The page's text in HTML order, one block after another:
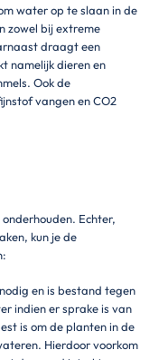
water op te slaan in de
zowel bij extreme
draagt een
namelijk dieren en
Ook de
vangen en CO2
Echter,
kun je de
en is bestand tegen
indien er sprake is van
is om de planten in de
Hierdoor voorkom